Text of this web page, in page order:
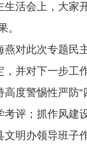
活会上，大家
。
此次专题民主
并对下一步工
度警惕性严防
评；抓作风建设
办领导班子作